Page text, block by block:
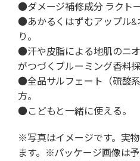
●ダメージ補修成分 ラクト
●あかるくはずむアップル&
り。
●汗や皮脂による地肌のニ
がつづくブルーミング香料採
●全品サルフェート（硫酸
方。
●こどもと一緒に使える。
※写真はイメージです。実
ます。※パッケージ画像は